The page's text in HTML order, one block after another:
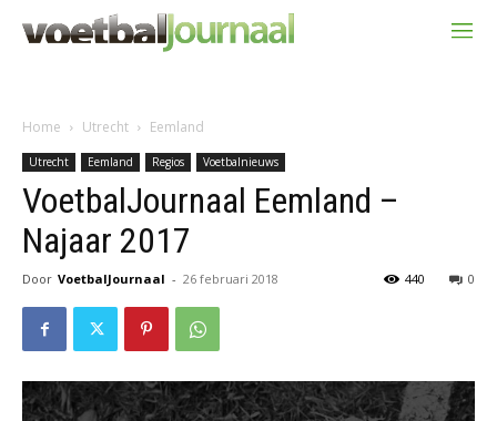
Home Utrecht Eemland
Utrecht Eemland Regios Voetbalnieuws
VoetbalJournaal Eemland –
Najaar 2017
Door VoetbalJournaal - 26 februari 2018 0
440